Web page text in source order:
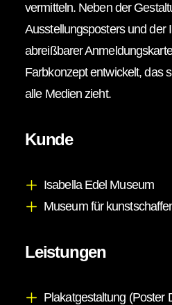
Kunde
Isabella Edel Museum
Museum für
Leistungen
Plakatgestaltung (Poster
vermitteln. Neben der
Ausstellungsposters und der
abreißbarer
Farbkonzept entwickelt, das
alle Medien zieht.